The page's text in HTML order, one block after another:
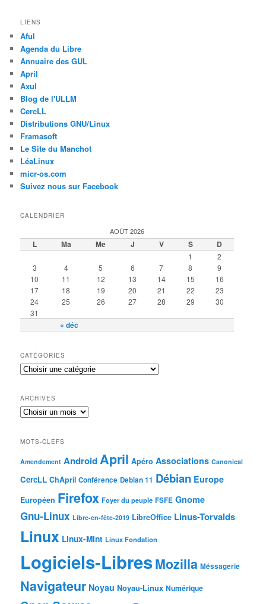
LIENS
Aful
Agenda du Libre
Annuaire des GUL
April
Axul
Blog de l'ULLM
CercLL
Distributions GNU/Linux
Framasoft
Le Site du Manchot
LéaLinux
micr-os.com
Suivez nous sur Facebook
CALENDRIER
AOÛT 2026
L Ma Me J V S D
« déc
1
2
3
4 5 6 7 8
9
10
11 12 13 14 15
16
17
18 19 20 21 22
23
24
25 26 27 28 29
30
31
CATÉGORIES
ARCHIVES
MOTS-CLEFS
Amendement AndroidApril Apéro Associations Canonical
CercLL ChApril Conférence Debian 11 Débian Europe
Européen Firefox Foyer du peuple FSFE Gnome
Gnu-Linux Libre-en-fête-2019 LibreOffice Linus-Torvalds
Linux Linux-Mint Linux Fondation
Logiciels-LibresMozilla Méssagerie
Navigateur Noyau Noyau-Linux Numérique